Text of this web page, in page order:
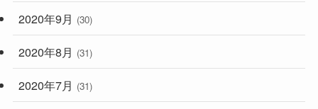
2020年9月 (30)
2020年8月 (31)
2020年7月 (31)